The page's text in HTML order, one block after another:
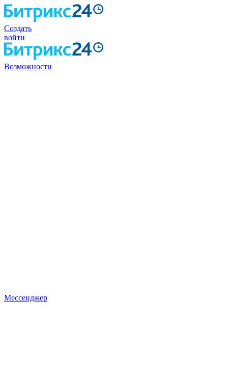
Создать
войти
Возможности
Мессенджер